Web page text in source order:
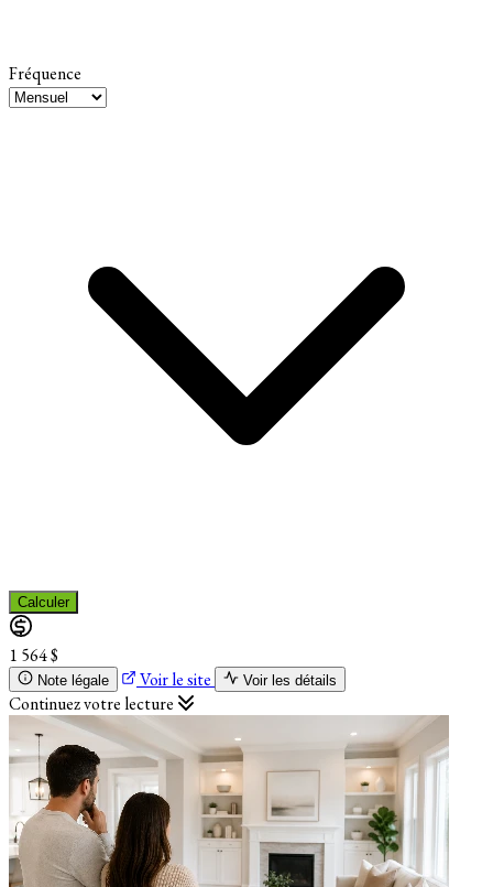
Fréquence
Calculer
1 564 $
Note légale Voir le site Voir les détails
Continuez votre lecture